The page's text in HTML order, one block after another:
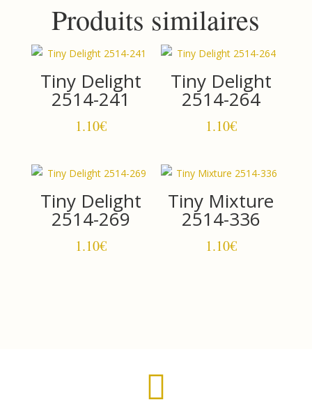
Produits similaires
Tiny Delight
2514-241
1.10€
Tiny Delight
2514-264
1.10€
Tiny Delight
2514-269
1.10€
Tiny Mixture
2514-336
1.10€
